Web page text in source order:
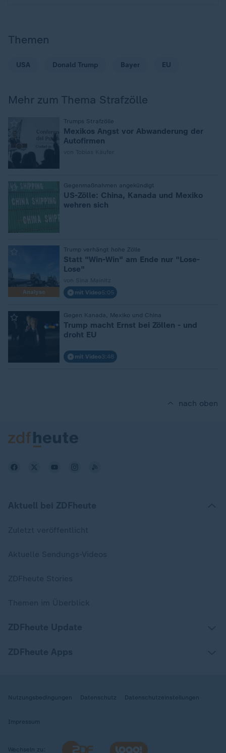
Themen
USA Donald Trump Bayer EU
Mehr zum Thema Strafzölle
Trumps Strafzölle
Mexikos Angst vor Abwanderung der
Autofirmen
Gegenmaßnahmen angekündigt
US-Zölle: China, Kanada und Mexiko
wehren sich
Analyse
Trump verhängt hohe Zölle
Statt "Win-Win" am Ende nur "Lose-
Lose"
mit Video5:05
Gegen Kanada, Mexiko und China
Trump macht Ernst bei Zöllen - und
droht EU
mit Video3:48
nach oben
Nutzungsbedingungen Datenschutz Datenschutzeinstellungen
Impressum
Wechseln zu: